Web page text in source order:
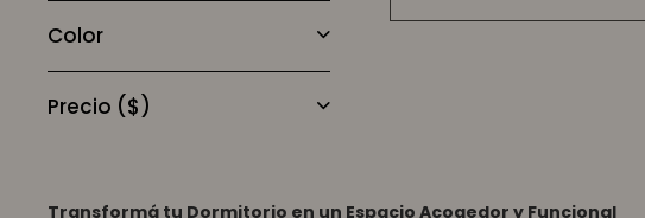
Precio ($)
Color
Transformá tu Dormitorio en un Espacio Acogedor y Funcional